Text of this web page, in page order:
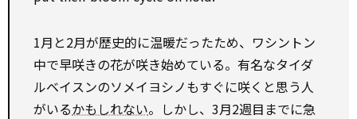
1月と2月が歴史的に温暖だったため、ワシントン
中で早咲きの花が咲き始めている。有名なタイダ
ルベイスンのソメイヨシノもすぐに咲くと思う人
がいるかもしれない。しかし、3月2週目までに急